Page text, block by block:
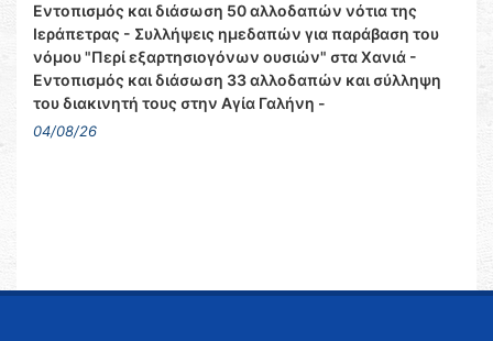
Εντοπισμός και διάσωση 50 αλλοδαπών νότια της
Ιεράπετρας - Συλλήψεις ημεδαπών για παράβαση του
νόμου "Περί εξαρτησιογόνων ουσιών" στα Χανιά -
Εντοπισμός και διάσωση 33 αλλοδαπών και σύλληψη
του διακινητή τους στην Αγία Γαλήνη -
04/08/26